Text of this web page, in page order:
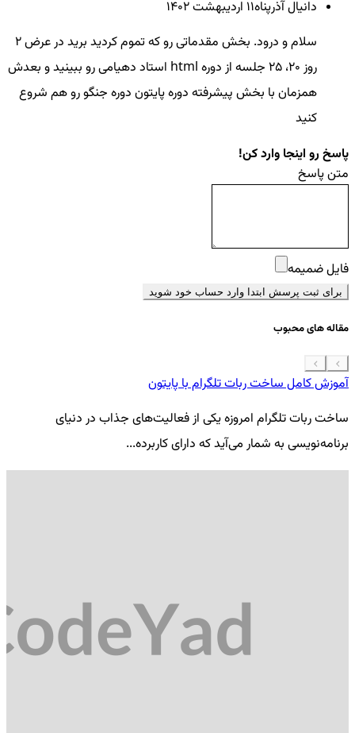
دانیال آذرپناه11 ارديبهشت ۱۴۰۲
سلام و درود. بخش مقدماتی رو که تموم کردید برید در عرض ۲
روز ۲۰، ۲۵ جلسه از دوره html استاد دهیامی رو ببینید و بعدش
همزمان با بخش پیشرفته دوره پایتون دوره جنگو رو هم شروع
کنید
پاسخ رو اینجا وارد کن!
متن پاسخ
فایل ضمیمه
برای ثبت پرسش ابتدا وارد حساب خود شوید
مقاله های محبوب
آموزش کامل ساخت ربات تلگرام با پایتون
ساخت ربات تلگرام امروزه یکی از فعالیت‌های جذاب در دنیای
برنامه‌نویسی به شمار می‌آید که دارای کاربرده...